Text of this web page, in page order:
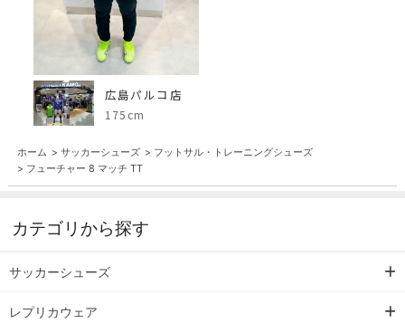
広島パルコ店
175cm
ホーム > サッカーシューズ > フットサル・トレーニングシューズ
> フューチャー 8 マッチ TT
カテゴリから探す
サッカーシューズ
レプリカウェア